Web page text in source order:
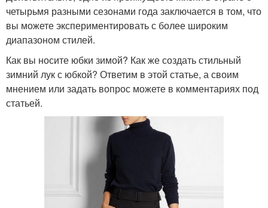
четырьмя разными сезонами года заключается в том, что
вы можете экспериментировать с более широким
диапазоном стилей.
Как вы носите юбки зимой? Как же создать стильный
зимний лук с юбкой? Ответим в этой статье, а своим
мнением или задать вопрос можете в комментариях под
статьей.